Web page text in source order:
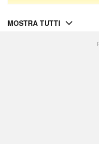
MOSTRA TUTTI